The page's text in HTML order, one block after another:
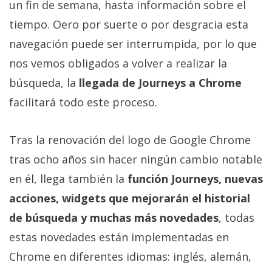
Más
temas
Sorteos
Foros
/
Sobre
nosotros
Publicidad
/
Cambiar
opciones
un fin de semana, hasta información sobre el
tiempo. Oero por suerte o por desgracia esta
navegación puede ser interrumpida, por lo que
nos vemos obligados a volver a realizar la
búsqueda, la llegada de Journeys a Chrome
facilitará todo este proceso.
Tras la renovación del logo de Google Chrome
tras ocho años sin hacer ningún cambio notable
en él, llega también la función Journeys, nuevas
acciones, widgets que mejorarán el historial
de búsqueda y muchas más novedades, todas
estas novedades están implementadas en
Chrome en diferentes idiomas: inglés, alemán,